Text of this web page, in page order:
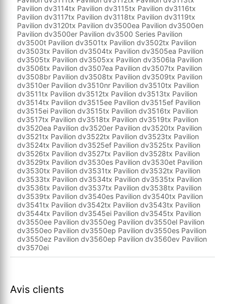
Pavilion dv3114tx Pavilion dv3115tx Pavilion dv3116tx
Pavilion dv3117tx Pavilion dv3118tx Pavilion dv3119tx
Pavilion dv3120tx Pavilion dv3500ea Pavilion dv3500en
Pavilion dv3500er Pavilion dv3500 Series Pavilion
dv3500t Pavilion dv3501tx Pavilion dv3502tx Pavilion
dv3503tx Pavilion dv3504tx Pavilion dv3505ea Pavilion
dv3505tx Pavilion dv3505xx Pavilion dv3506la Pavilion
dv3506tx Pavilion dv3507ea Pavilion dv3507tx Pavilion
dv3508br Pavilion dv3508tx Pavilion dv3509tx Pavilion
dv3510er Pavilion dv3510nr Pavilion dv3510tx Pavilion
dv3511tx Pavilion dv3512tx Pavilion dv3513tx Pavilion
dv3514tx Pavilion dv3515ee Pavilion dv3515ef Pavilion
dv3515ei Pavilion dv3515tx Pavilion dv3516tx Pavilion
dv3517tx Pavilion dv3518tx Pavilion dv3519tx Pavilion
dv3520ea Pavilion dv3520er Pavilion dv3520tx Pavilion
dv3521tx Pavilion dv3522tx Pavilion dv3523tx Pavilion
dv3524tx Pavilion dv3525ef Pavilion dv3525tx Pavilion
dv3526tx Pavilion dv3527tx Pavilion dv3528tx Pavilion
dv3529tx Pavilion dv3530es Pavilion dv3530et Pavilion
dv3530tx Pavilion dv3531tx Pavilion dv3532tx Pavilion
dv3533tx Pavilion dv3534tx Pavilion dv3535tx Pavilion
dv3536tx Pavilion dv3537tx Pavilion dv3538tx Pavilion
dv3539tx Pavilion dv3540es Pavilion dv3540tx Pavilion
dv3541tx Pavilion dv3542tx Pavilion dv3543tx Pavilion
dv3544tx Pavilion dv3545ei Pavilion dv3545tx Pavilion
dv3550ee Pavilion dv3550eg Pavilion dv3550el Pavilion
dv3550eo Pavilion dv3550ep Pavilion dv3550es Pavilion
dv3550ez Pavilion dv3560ep Pavilion dv3560ev Pavilion
dv3570ei
Avis clients